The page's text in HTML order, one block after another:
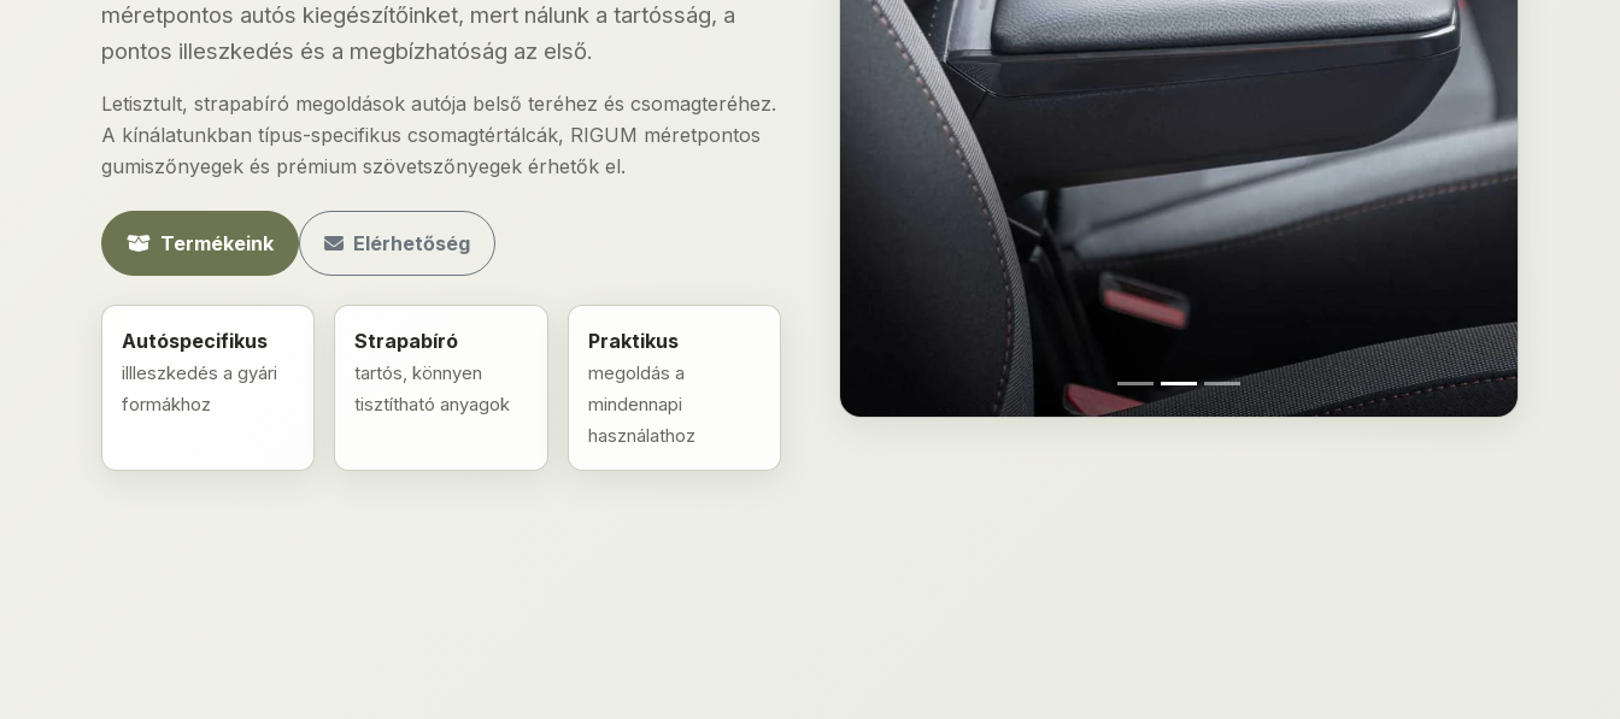
méretpontos autós kiegészítőinket, mert nálunk a tartósság, a
pontos illeszkedés és a megbízhatóság az első.
Letisztult, strapabíró megoldások autója belső teréhez és csomagteréhez.
A kínálatunkban típus-specifikus csomagtértálcák, RIGUM méretpontos
gumiszőnyegek és prémium szövetszőnyegek érhetők el.
Termékeink Elérhetőség
Autóspecifikus
illleszkedés a gyári
formákhoz
Strapabíró
tartós, könnyen
tisztítható anyagok
Praktikus
megoldás a
mindennapi
használathoz